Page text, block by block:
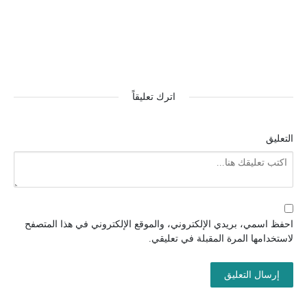
اترك تعليقاً
التعليق
احفظ اسمي، بريدي الإلكتروني، والموقع الإلكتروني في هذا المتصفح
لاستخدامها المرة المقبلة في تعليقي.